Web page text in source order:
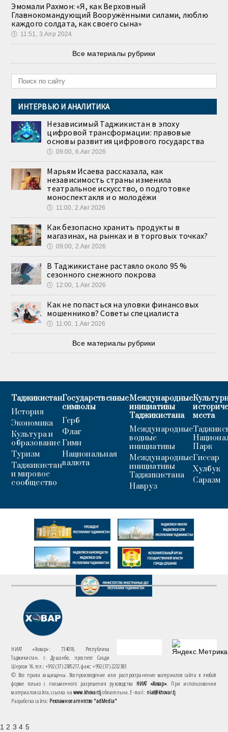
Эмомали Рахмон: «Я, как Верховный
Главнокомандующий Вооружёнными силами, люблю
каждого солдата, как своего сына»
🕔 11:51, 3.Апр 2024
Все материалы рубрики
ИНТЕРВЬЮ И АНАЛИТИКА
Независимый Таджикистан в эпоху
цифровой трансформации: правовые
основы развития цифрового государства
🕔 09:00, 6.Авг 2026
Марьям Исаева рассказала, как
независимость страны изменила
театральное искусство, о подготовке
моноспектакля и о молодёжи
🕔 11:00, 2.Авг 2026
Как безопасно хранить продукты в
магазинах, на рынках и в торговых точках?
🕔 09:00, 2.Авг 2026
В Таджикистане растаяло около 95 %
сезонного снежного покрова
🕔 12:00, 1.Авг 2026
Как не попасться на уловки финансовых
мошенников? Советы специалиста
🕔 11:00, 1.Авг 2026
Все материалы рубрики
Таджикистан
История
Экономика
Культура и
образование
Туризм
Таджикистан
и мировое
сообщество
Государственные
символы
Герб
Флаг
Гимн
Национальная
валюта
Международные
инициативы
Таджикистана
Международные
водные
инициативы
Международные
инициативы
Таджикистана
Навруз
места
Парк
Гиссар
Хулбук
Саразм
НИАТ «Ховар»: 734018, Республика
Таджикистан, г. Душанбе, проспект Саъди
Шерози 16. тел.: +992 (37) 2385217, факс: +992 (37) 2232383
© Все права защищены. Воспроизведение или распространение материалов сайта в любой
форме только с письменного разрешения руководства НИАТ «Ховар». При использовании
материалов сайта, ссылка наwww.khovar.tjобязательна. E-mail: niat@khovar.tj
Разработка сайта: Рекламное агентство "adMedia"
1 2 3 4 5